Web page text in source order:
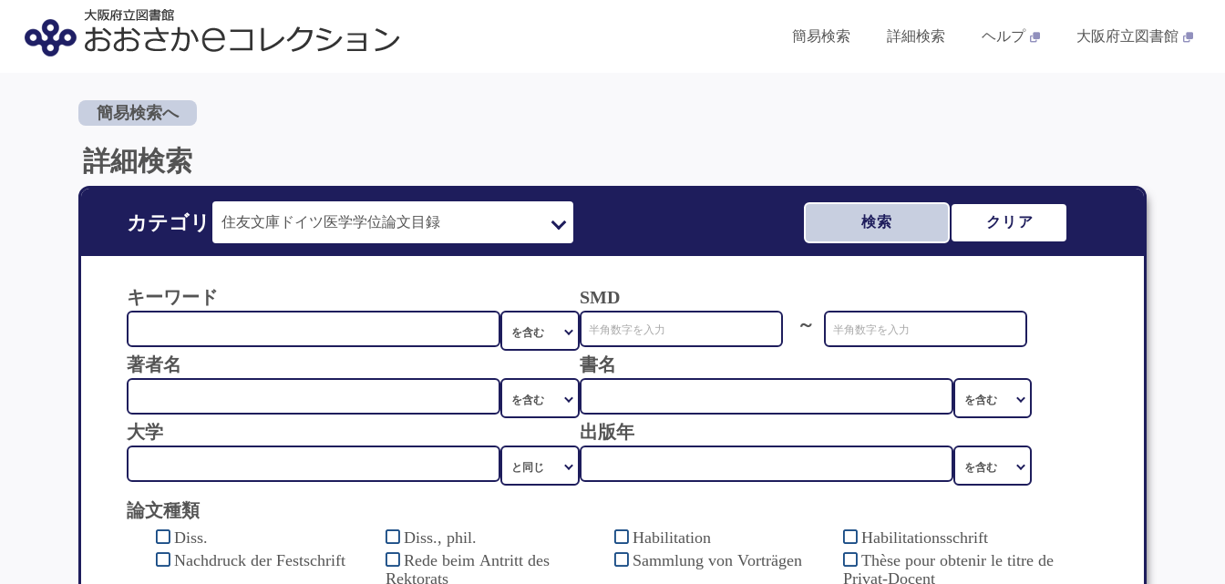
簡易検索 詳細検索 ヘルプ 大阪府立図書館
簡易検索へ
詳細検索
カテゴリ 検索 クリア
キーワード
SMD
～
著者名
書名
大学 出版年
論文種類
Diss. Diss., phil. Habilitation
Habilitationsschrift
Nachdruck der Festschrift
Rede beim Antritt des
Rektorats
Sammlung von Vorträgen
Thèse pour obtenir le titre de
Privat-Docent